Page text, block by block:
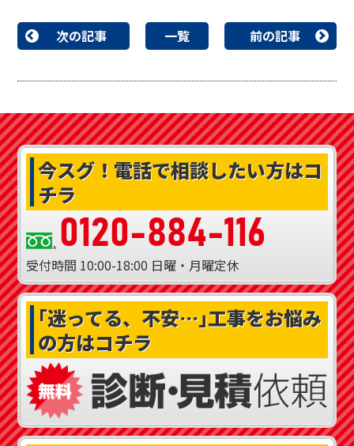
次の記事 一覧 前の記事
今スグ！ 電話で相談したい方はコ
チラ
0120-884-116
受付時間 10:00-18:00 日曜・月曜定休
｢迷ってる、不安…｣工事をお悩み
の方はコチラ